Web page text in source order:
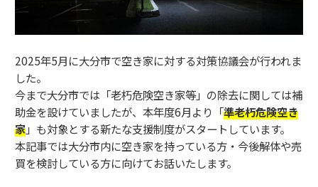
2025年5月に大分市で空き家に対する対策協議会が行われま
した。
今まで大分市では「老朽危険空き家等」の除去に関しては補
助金を設けていましたが、本年度6月より「準老朽危険空き
家」も対象とする新たな支援制度がスタートしています。
本記事では大分市内に空き家を持っている方・今後解体や売
買を検討している方に向けてお話いたします。